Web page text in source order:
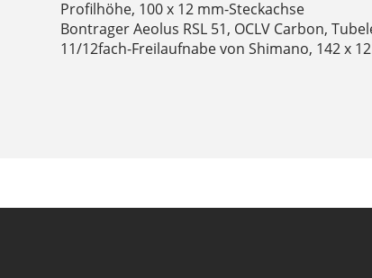
Profilhöhe, 100 x 12 mm-Steckachse
Bontrager Aeolus RSL 51, OCLV Carbon,
11/12fach-Freilaufnabe von Shimano, 142 x